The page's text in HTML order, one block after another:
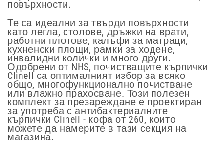
повърхности.
Те са идеални за твърди повърхности
като легла, столове, дръжки на врати,
работни плотове, калъфи за матраци,
кухненски площи, рамки за ходене,
инвалидни колички и много други.
Одобрени от NHS, почистващите кърпички
Clinell са оптималният избор за всяко
общо, многофункционално почистване
или влажно прахосване. Този полезен
комплект за презареждане е проектиран
за употреба с антибактериалните
кърпички Clinell - кофа от 260, които
можете да намерите в тази секция на
магазина.